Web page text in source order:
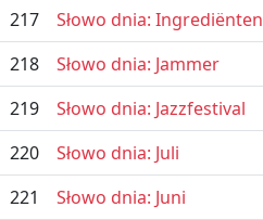
217
Słowo dnia: Ingrediënten
218
Słowo dnia: Jammer
219
Słowo dnia: Jazzfestival
220
Słowo dnia: Juli
221
Słowo dnia: Juni